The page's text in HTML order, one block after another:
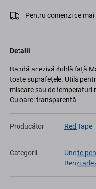
Pentru comenzi de
Detalii
Bandă adezivă dublă față
toate suprafețele. Utilă
mișcare sau de temperaturi
Culoare: transparentă.
Producător Red Tape
Categorii Unelte
Benzi